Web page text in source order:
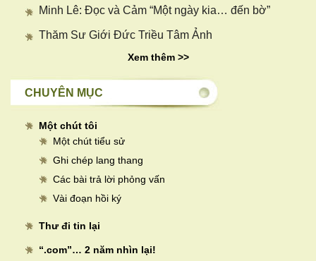
Minh Lê: Đọc và Cảm “Một ngày kia… đến bờ”
Thăm Sư Giới Đức Triều Tâm Ảnh
Xem thêm >>
CHUYÊN MỤC
Một chút tôi
Một chút tiểu sử
Ghi chép lang thang
Các bài trả lời phỏng vấn
Vài đoạn hồi ký
Thư đi tin lại
“.com”… 2 năm nhìn lại!